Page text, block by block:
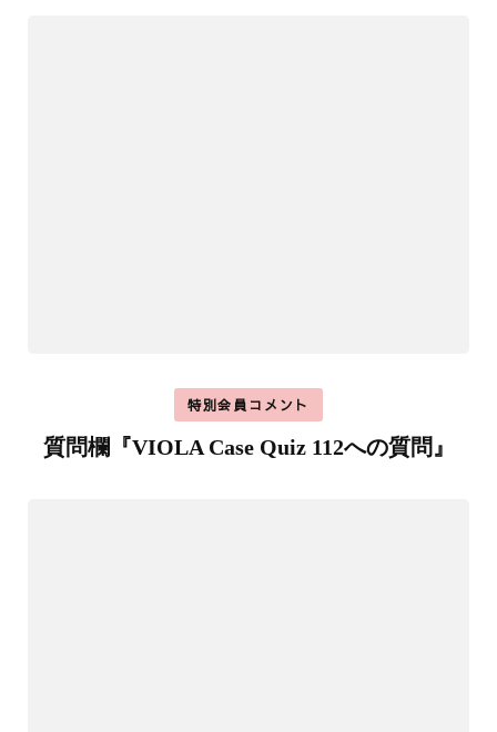
特別会員コメント
質問欄『VIOLA Case Quiz 112への質問』